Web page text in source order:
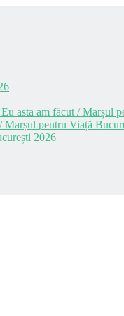
asta am făcut / Marșul
Marșul pentru Viață
2026